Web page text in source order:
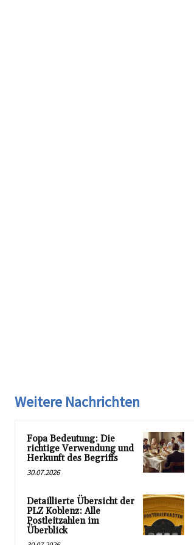
Weitere Nachrichten
Fopa Bedeutung: Die
richtige Verwendung und
Herkunft des Begriffs
30.07.2026
Detaillierte Übersicht der
PLZ Koblenz: Alle
Postleitzahlen im
Überblick